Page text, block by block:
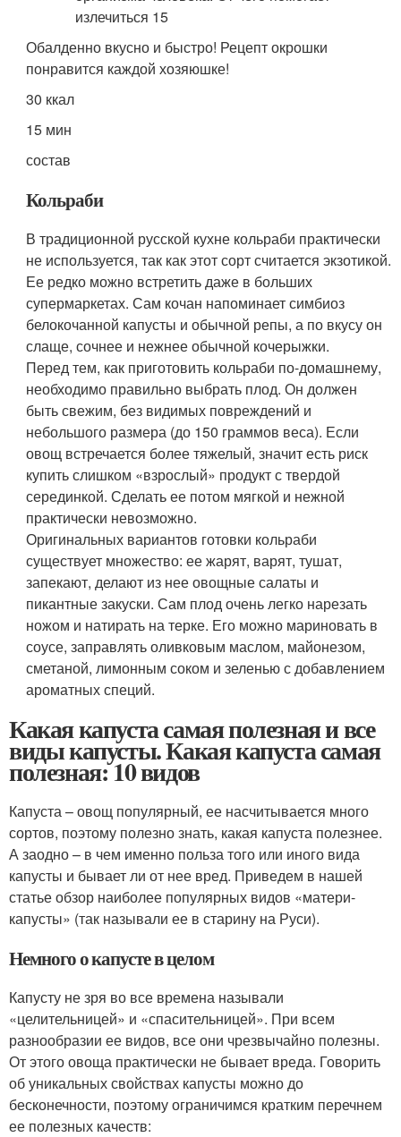
Обалденно вкусно и быстро! Рецепт окрошки
понравится каждой хозяюшке!
30 ккал
15 мин
состав
Кольраби
В традиционной русской кухне кольраби практически
не используется, так как этот сорт считается экзотикой.
Ее редко можно встретить даже в больших
супермаркетах. Сам кочан напоминает симбиоз
белокочанной капусты и обычной репы, а по вкусу он
слаще, сочнее и нежнее обычной кочерыжки.
Перед тем, как приготовить кольраби по-домашнему,
необходимо правильно выбрать плод. Он должен
быть свежим, без видимых повреждений и
небольшого размера (до 150 граммов веса). Если
овощ встречается более тяжелый, значит есть риск
купить слишком «взрослый» продукт с твердой
серединкой. Сделать ее потом мягкой и нежной
практически невозможно.
Оригинальных вариантов готовки кольраби
существует множество: ее жарят, варят, тушат,
запекают, делают из нее овощные салаты и
пикантные закуски. Сам плод очень легко нарезать
ножом и натирать на терке. Его можно мариновать в
соусе, заправлять оливковым маслом, майонезом,
сметаной, лимонным соком и зеленью с добавлением
ароматных специй.
Какая капуста самая полезная и все
виды капусты. Какая капуста самая
полезная: 10 видов
Капуста – овощ популярный, ее насчитывается много
сортов, поэтому полезно знать, какая капуста полезнее.
А заодно – в чем именно польза того или иного вида
капусты и бывает ли от нее вред. Приведем в нашей
статье обзор наиболее популярных видов «матери-
капусты» (так называли ее в старину на Руси).
Немного о капусте в целом
Капусту не зря во все времена называли
«целительницей» и «спасительницей». При всем
разнообразии ее видов, все они чрезвычайно полезны.
От этого овоща практически не бывает вреда. Говорить
об уникальных свойствах капусты можно до
бесконечности, поэтому ограничимся кратким перечнем
ее полезных качеств: